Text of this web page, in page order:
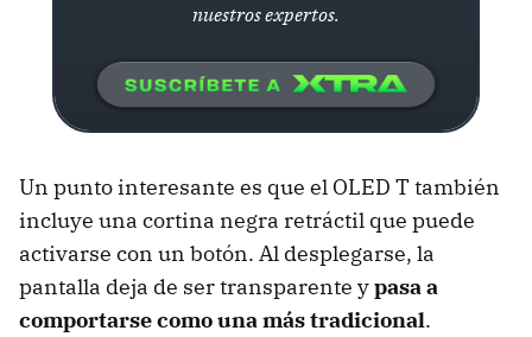
nuestros expertos.
Un punto interesante es que el OLED T también
incluye una cortina negra retráctil que puede
activarse con un botón. Al desplegarse, la
pantalla deja de ser transparente ypasa a
comportarse como una más tradicional.